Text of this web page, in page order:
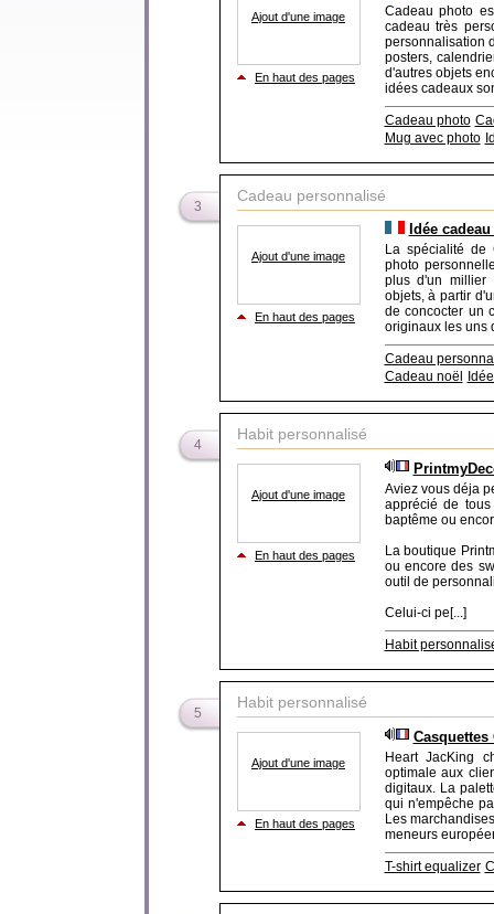
Ajout d'une image
En haut des pages
Cadeau photo
cadeau très
personnalisation
posters,
d'autres objets
idées cadeaux
Cadeau photo
Mug avec photo
3
Cadeau personnalisé
Ajout d'une image
En haut des pages
Idée
La spécialité de
photo
plus d'un millier
objets, à partir
de concocter un
originaux les uns
Cadeau
Cadeau noël
4
Habit personnalisé
Ajout d'une image
En haut des pages
Aviez vous déja
apprécié de
baptême ou
La boutique
ou encore des
outil de
Celui-ci pe[...]
Habit
5
Habit personnalisé
Ajout d'une image
En haut des pages
Heart JacKing
optimale aux
digitaux. La
qui n'empêche
Les
meneurs
T-shirt equalizer